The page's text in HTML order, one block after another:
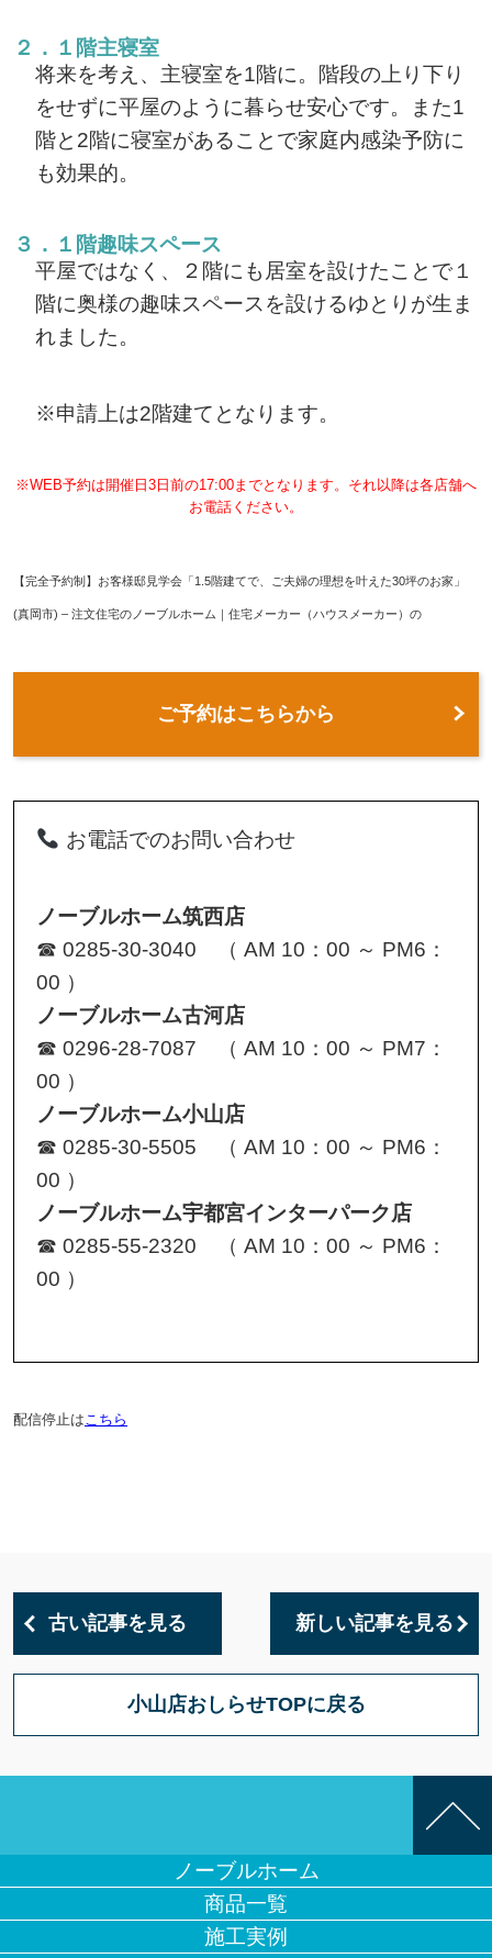
２．１階主寝室
将来を考え、主寝室を1階に。階段の上り下り
をせずに平屋のように暮らせ安心です。また1
階と2階に寝室があることで家庭内感染予防に
も効果的。
３．１階趣味スペース
平屋ではなく、２階にも居室を設けたことで１
階に奥様の趣味スペースを設けるゆとりが生ま
れました。
※申請上は2階建てとなります。
※WEB予約は開催日3日前の17:00までとなります。それ以降は各店舗へ
お電話ください。
【完全予約制】お客様邸見学会「1.5階建てで、ご夫婦の理想を叶えた30坪のお家」
(真岡市) – 注文住宅のノーブルホーム｜住宅メーカー（ハウスメーカー）の
ご予約はこちらから
お電話でのお問い合わせ
ノーブルホーム筑西店
☎ 0285-30-3040 （ AM 10：00 ～ PM6：
00 ）
ノーブルホーム古河店
☎ 0296-28-7087 （ AM 10：00 ～ PM7：
00 ）
ノーブルホーム小山店
☎ 0285-30-5505 （ AM 10：00 ～ PM6：
00 ）
ノーブルホーム宇都宮インターパーク店
☎ 0285-55-2320 （ AM 10：00 ～ PM6：
00 ）
配信停止はこちら
古い記事を見る 新しい記事を見る
小山店おしらせTOPに戻る
ノーブルホーム
商品一覧
施工実例